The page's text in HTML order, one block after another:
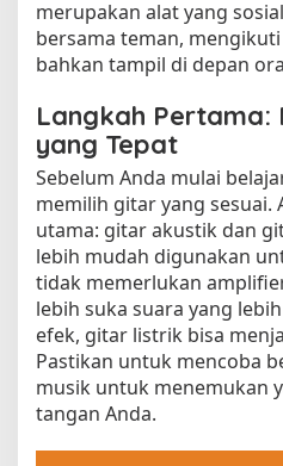
merupakan alat yang
bersama teman,
bahkan tampil di depan
Langkah Pertama:
yang Tepat
Sebelum Anda mulai
memilih gitar yang sesuai.
utama: gitar akustik dan
lebih mudah digunakan
tidak memerlukan
lebih suka suara yang
efek, gitar listrik bisa
Pastikan untuk mencoba
musik untuk menemukan
tangan Anda.